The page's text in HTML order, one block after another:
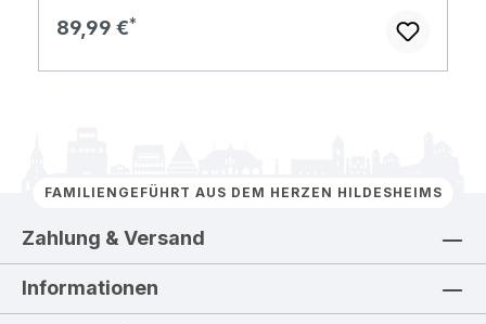
Regulärer Preis:
89,99 €
FAMILIENGEFÜHRT AUS DEM HERZEN HILDESHEIMS
Zahlung & Versand
Informationen